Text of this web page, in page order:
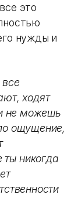
это
нужды и
ходят
не можешь
ощущение,
никогда